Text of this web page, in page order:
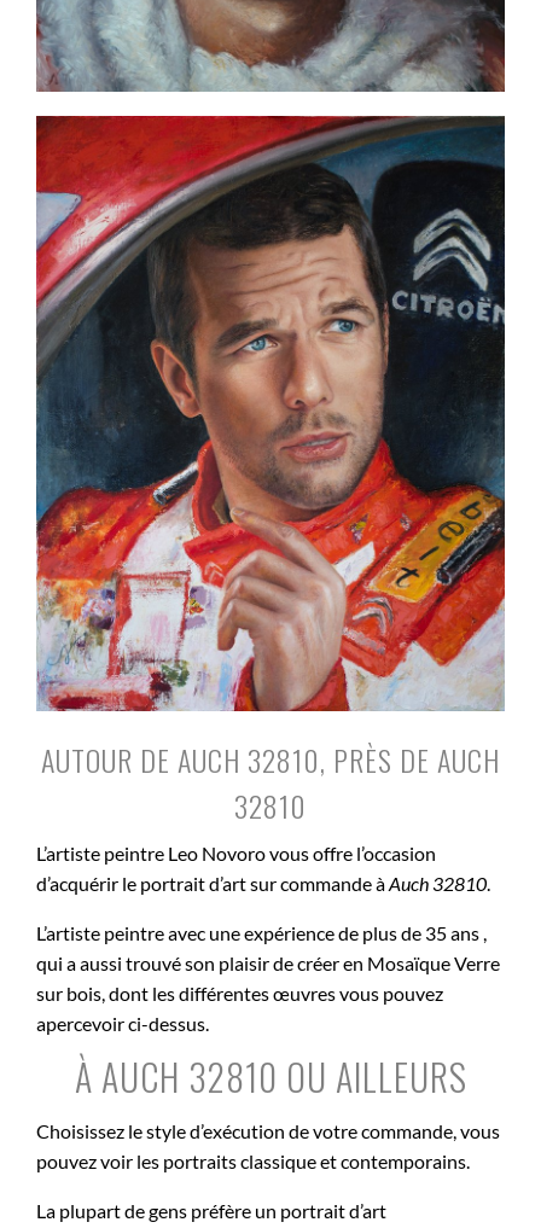
AUTOUR DE AUCH 32810, PRÈS DE AUCH
32810
L’artiste peintre Leo Novoro vous offre l’occasion
d’acquérir le portrait d’art sur commande àAuch 32810.
L’artiste peintre avec une expérience de plus de 35 ans ,
qui a aussi trouvé son plaisir de créer en Mosaïque Verre
sur bois, dont les différentes œuvres vous pouvez
apercevoir ci-dessus.
À AUCH 32810 OU AILLEURS
Choisissez le style d’exécution de votre commande, vous
pouvez voir les portraits classique et contemporains.
La plupart de gens préfère un portrait d’art